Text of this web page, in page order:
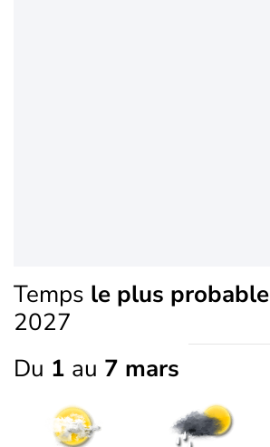
Temps le plus probable
2027
Du 1 au 7 mars